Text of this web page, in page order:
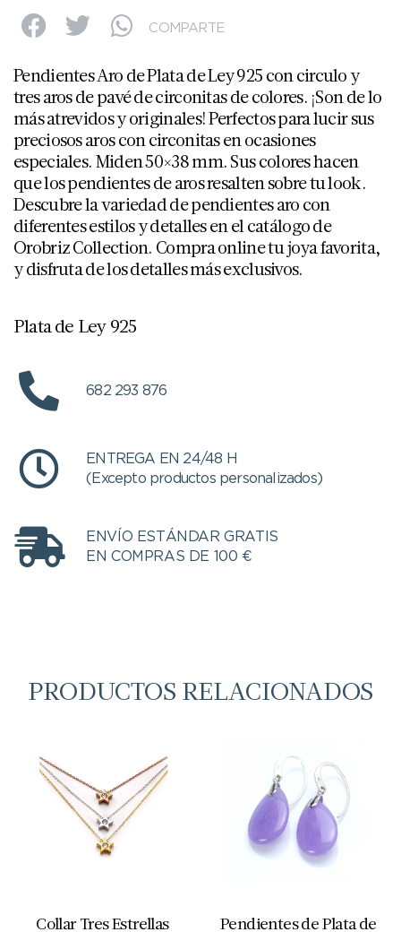
COMPARTE
Pendientes Aro de Plata de Ley 925 con circulo y
tres aros de pavé de circonitas de colores. ¡Son de lo
más atrevidos y originales! Perfectos para lucir sus
preciosos aros con circonitas en ocasiones
especiales. Miden 50×38 mm. Sus colores hacen
que los pendientes de aros resalten sobre tu look.
Descubre la variedad de pendientes aro con
diferentes estilos y detalles en el catálogo de
Orobriz Collection. Compra online tu joya favorita,
y disfruta de los detalles más exclusivos.
Plata de Ley 925
682 293 876
ENTREGA EN 24/48 H
(Excepto productos personalizados)
ENVÍO ESTÁNDAR GRATIS
EN COMPRAS DE 100 €
PRODUCTOS RELACIONADOS
Collar Tres Estrellas Pendientes de Plata de